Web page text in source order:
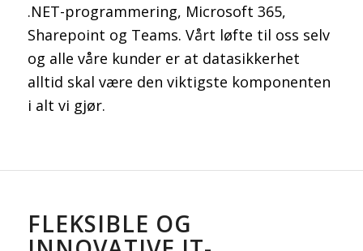
.NET-programmering, Microsoft 365,
Sharepoint og Teams. Vårt løfte til oss selv
og alle våre kunder er at datasikkerhet
alltid skal være den viktigste komponenten
i alt vi gjør.
FLEKSIBLE OG